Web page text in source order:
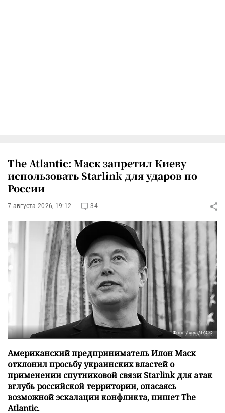
The Atlantic: Маск запретил Киеву
использовать Starlink для ударов по
России
7 августа 2026, 19:12 34
Фото: Zuma/ТАСС
Американский предприниматель Илон Маск
отклонил просьбу украинских властей о
применении спутниковой связи Starlink для атак
вглубь российской территории, опасаясь
возможной эскалации конфликта, пишет The
Atlantic.